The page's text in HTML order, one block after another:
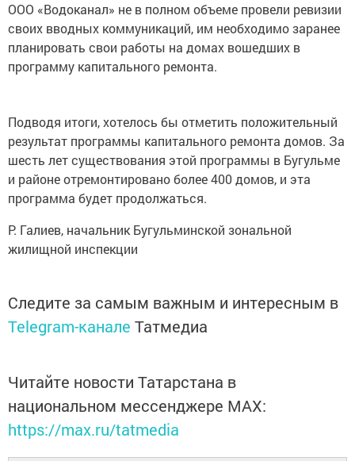
ООО «Водоканал» не в полном объеме провели ревизии
своих вводных коммуникаций, им необходимо заранее
планировать свои работы на домах вошедших в
программу капитального ремонта.
Подводя итоги, хотелось бы отметить положительный
результат программы капитального ремонта домов. За
шесть лет существования этой программы в Бугульме
и районе отремонтировано более 400 домов, и эта
программа будет продолжаться.
Р. Галиев, начальник Бугульминской зональной
жилищной инспекции
Следите за самым важным и интересным в
Telegram-канале Татмедиа
Читайте новости Татарстана в
национальном мессенджере MАХ:
https://max.ru/tatmedia